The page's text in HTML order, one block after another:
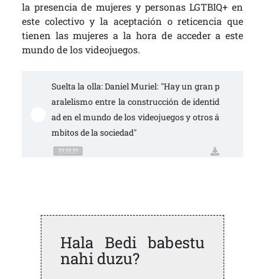
la presencia de mujeres y personas LGTBIQ+ en
este colectivo y la aceptación o reticencia que
tienen las mujeres a la hora de acceder a este
mundo de los videojuegos.
Suelta la olla: Daniel Muriel: "Hay un gran p
aralelismo entre la construcción de identid
ad en el mundo de los videojuegos y otros á
mbitos de la sociedad"
??:??:??
Hala Bedi babestu
nahi duzu?